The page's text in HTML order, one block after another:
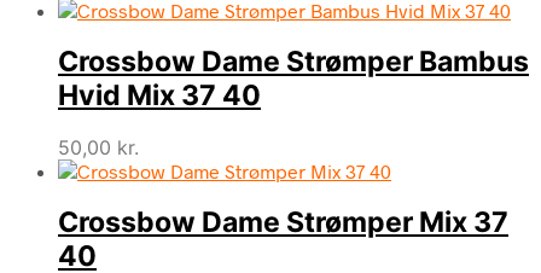
Crossbow Dame Strømper Bambus
Hvid Mix 37 40
50,00 kr.
Crossbow Dame Strømper Mix 37
40